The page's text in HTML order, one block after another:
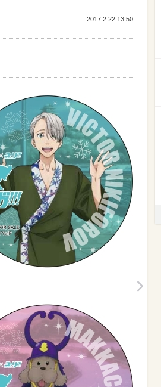
2017.2.22 13:50